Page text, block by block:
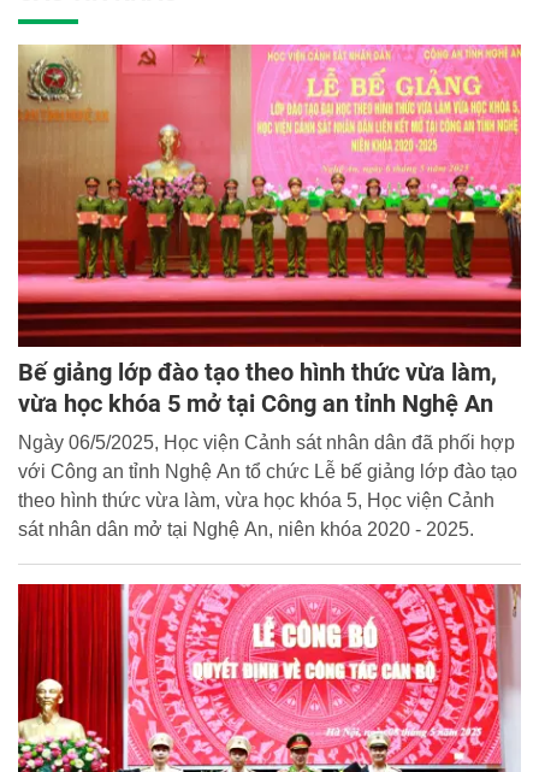
Bế giảng lớp đào tạo theo hình thức vừa làm,
vừa học khóa 5 mở tại Công an tỉnh Nghệ An
Ngày 06/5/2025, Học viện Cảnh sát nhân dân đã phối hợp
với Công an tỉnh Nghệ An tổ chức Lễ bế giảng lớp đào tạo
theo hình thức vừa làm, vừa học khóa 5, Học viện Cảnh
sát nhân dân mở tại Nghệ An, niên khóa 2020 - 2025.